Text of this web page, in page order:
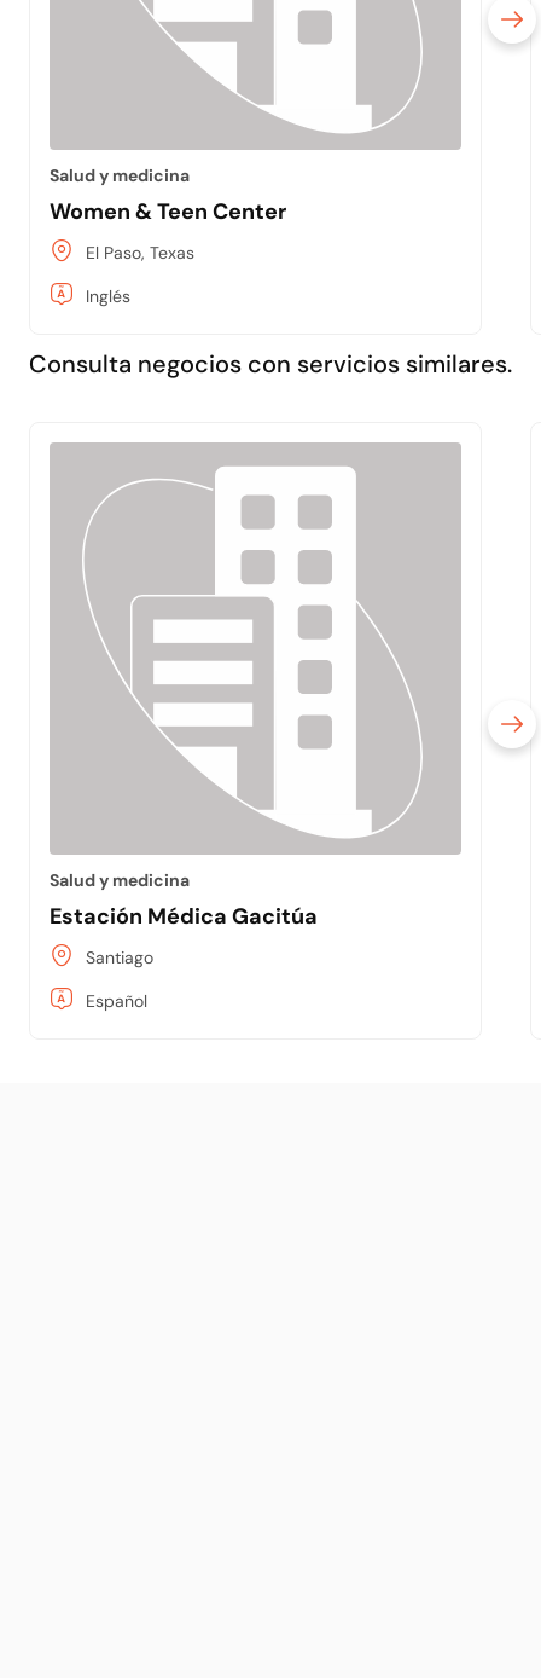
Salud y medicina
Women & Teen Center
El Paso, Texas
Inglés
Consulta negocios con servicios similares.
Salud y medicina
Estación Médica Gacitúa
Santiago
Español